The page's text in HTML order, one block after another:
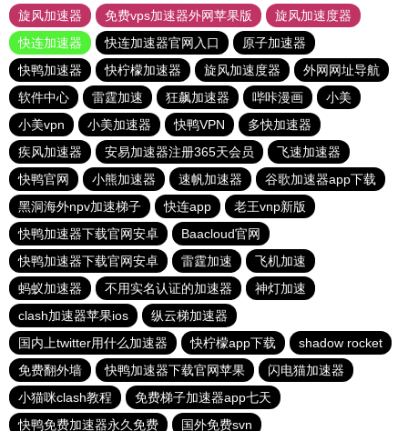
旋风加速器
免费vps加速器外网苹果版
旋风加速度器
快连加速器
快连加速器官网入口
原子加速器
快鸭加速器
快柠檬加速器 旋风加速度器
外网网址导航
软件中心
雷霆加速 狂飙加速器 哔咔漫画
小美
小美vpn
小美加速器 快鸭VPN
多快加速器
疾风加速器
安易加速器注册365天会员
飞速加速器
快鸭官网
小熊加速器 速帆加速器
谷歌加速器app下载
黑洞海外npv加速梯子
快连app
老王vnp新版
快鸭加速器下载官网安卓
Baacloud官网
快鸭加速器下载官网安卓
雷霆加速
飞机加速
蚂蚁加速器
不用实名认证的加速器
神灯加速
clash加速器苹果ios
纵云梯加速器
国内上twitter用什么加速器
快柠檬app下载
shadow rocket
免费翻外墙
快鸭加速器下载官网苹果
闪电猫加速器
小猫咪clash教程
免费梯子加速器app七天
快鸭免费加速器永久免费
国外免费svn